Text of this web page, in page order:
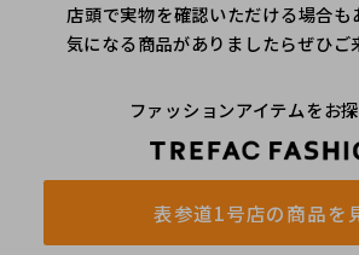
店頭で実物を確認いただける場合も
気になる商品がありましたらぜひご
ファッションアイテムをお
表参道1号店の商品を